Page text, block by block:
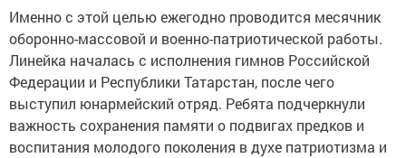
Именно с этой целью ежегодно проводится месячник
оборонно-массовой и военно-патриотической работы.
Линейка началась с исполнения гимнов Российской
Федерации и Республики Татарстан, после чего
выступил юнармейский отряд. Ребята подчеркнули
важность сохранения памяти о подвигах предков и
воспитания молодого поколения в духе патриотизма и